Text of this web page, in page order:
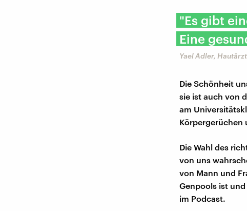
"Es gibt
Eine
Yael Adler,
Die Schönheit
sie ist auch von
am
Körpergerüchen
Die Wahl des
von uns
von Mann und
Genpools ist
im Podcast.